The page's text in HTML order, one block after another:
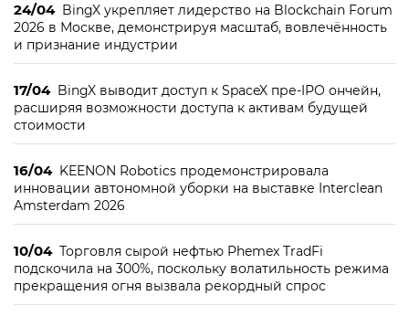
24/04 BingX укрепляет лидерство на Blockchain Forum
2026 в Москве, демонстрируя масштаб, вовлечённость
и признание индустрии
17/04 BingX выводит доступ к SpaceX пре-IPO ончейн,
расширяя возможности доступа к активам будущей
стоимости
16/04 KEENON Robotics продемонстрировала
инновации автономной уборки на выставке Interclean
Amsterdam 2026
10/04 Торговля сырой нефтью Phemex TradFi
подскочила на 300%, поскольку волатильность режима
прекращения огня вызвала рекордный спрос